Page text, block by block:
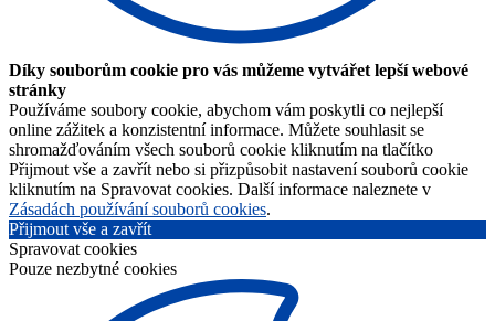
Díky souborům cookie pro vás můžeme vytvářet lepší webové
stránky
Používáme soubory cookie, abychom vám poskytli co nejlepší
online zážitek a konzistentní informace. Můžete souhlasit se
shromažďováním všech souborů cookie kliknutím na tlačítko
Přijmout vše a zavřít nebo si přizpůsobit nastavení souborů cookie
kliknutím na Spravovat cookies. Další informace naleznete v
Zásadách používání souborů cookies.
Přijmout vše a zavřít
Spravovat cookies
Pouze nezbytné cookies